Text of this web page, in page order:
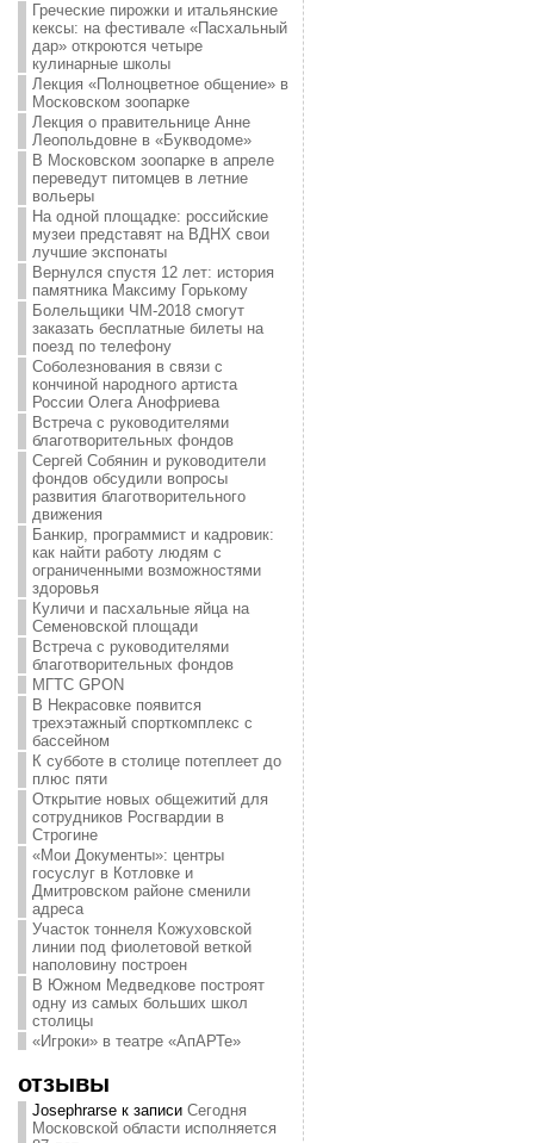
Греческие пирожки и итальянские
кексы: на фестивале «Пасхальный
дар» откроются четыре
кулинарные школы
Лекция «Полноцветное общение» в
Московском зоопарке
Лекция о правительнице Анне
Леопольдовне в «Букводоме»
В Московском зоопарке в апреле
переведут питомцев в летние
вольеры
На одной площадке: российские
музеи представят на ВДНХ свои
лучшие экспонаты
Вернулся спустя 12 лет: история
памятника Максиму Горькому
Болельщики ЧМ-2018 смогут
заказать бесплатные билеты на
поезд по телефону
Соболезнования в связи с
кончиной народного артиста
России Олега Анофриева
Встреча с руководителями
благотворительных фондов
Сергей Собянин и руководители
фондов обсудили вопросы
развития благотворительного
движения
Банкир, программист и кадровик:
как найти работу людям с
ограниченными возможностями
здоровья
Куличи и пасхальные яйца на
Семеновской площади
Встреча с руководителями
благотворительных фондов
МГТС GPON
В Некрасовке появится
трехэтажный спорткомплекс с
бассейном
К субботе в столице потеплеет до
плюс пяти
Открытие новых общежитий для
сотрудников Росгвардии в
Строгине
«Мои Документы»: центры
госуслуг в Котловке и
Дмитровском районе сменили
адреса
Участок тоннеля Кожуховской
линии под фиолетовой веткой
наполовину построен
В Южном Медведкове построят
одну из самых больших школ
столицы
«Игроки» в театре «АпАРТе»
отзывы
Josephrarseк записи Сегодня
Московской области исполняется